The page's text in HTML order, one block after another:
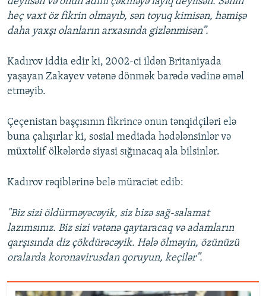
heç vaxt öz fikrin olmayıb, sən toyuq kimisən, həmişə
daha yaxşı olanların arxasında gizlənmisən”.
Kadırov iddia edir ki, 2002-ci ildən Britaniyada
yaşayan Zakayev vətənə dönmək barədə vədinə əməl
etməyib.
Çeçenistan başçısının fikrincə onun tənqidçiləri elə
buna çalışırlar ki, sosial mediada hədələnsinlər və
müxtəlif ölkələrdə siyasi sığınacaq ala bilsinlər.
Kadırov rəqiblərinə belə müraciət edib:
"Biz sizi öldürməyəcəyik, siz bizə sağ-salamat
lazımsınız. Biz sizi vətənə qaytaracaq və adamların
qarşısında diz çökdürəcəyik. Hələ ölməyin, özünüzü
oralarda koronavirusdan qoruyun, keçilər”.